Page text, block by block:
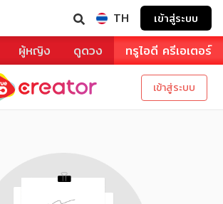
TH เข้าสู่ระบบ
ผู้หญิง ดูดวง ทรูไอดี ครีเอเตอร์
เข้าสู่ระบบ